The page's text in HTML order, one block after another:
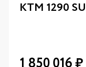
KTM 1290